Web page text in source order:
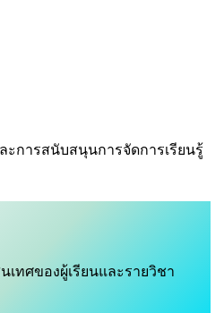
ะการสนับสนุนการจัดการเรียนรู้
เทศของผู้เรียนและรายวิชา